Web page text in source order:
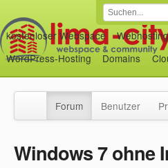
kostenloser Webspace
WordPress-Hosting
Domains
Forum Benutzer
Windows 7 ohne